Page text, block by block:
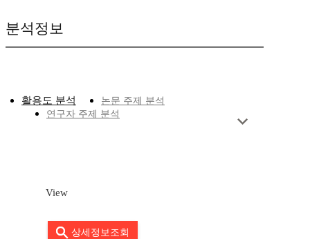
분석정보
활용도 분석
논문 주제 분석
연구자 주제 분석
View
상세정보조회